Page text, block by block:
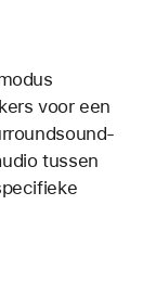
voor een
tussen